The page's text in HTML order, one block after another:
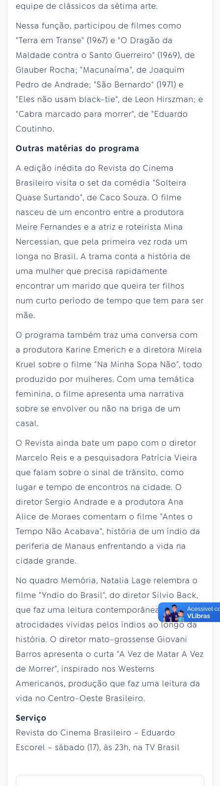
equipe de clássicos da sétima arte.
Nessa função, participou de filmes como
"Terra em Transe" (1967) e "O Dragão da
Maldade contra o Santo Guerreiro" (1969), de
Glauber Rocha; "Macunaíma", de Joaquim
Pedro de Andrade; "São Bernardo" (1971) e
"Eles não usam black-tie", de Leon Hirszman; e
"Cabra marcado para morrer", de "Eduardo
Coutinho.
Outras matérias do programa
A edição inédita do Revista do Cinema
Brasileiro visita o set da comédia "Solteira
Quase Surtando", de Caco Souza. O filme
nasceu de um encontro entre a produtora
Meire Fernandes e a atriz e roteirista Mina
Nercessian, que pela primeira vez roda um
longa no Brasil. A trama conta a história de
uma mulher que precisa rapidamente
encontrar um marido que queira ter filhos
num curto período de tempo que tem para ser
mãe.
O programa também traz uma conversa com
a produtora Karine Emerich e a diretora Mirela
Kruel sobre o filme "Na Minha Sopa Não", todo
produzido por mulheres. Com uma temática
feminina, o filme apresenta uma narrativa
sobre se envolver ou não na briga de um
casal.
O Revista ainda bate um papo com o diretor
Marcelo Reis e a pesquisadora Patrícia Vieira
que falam sobre o sinal de trânsito, como
lugar e tempo de encontros na cidade. O
diretor Sergio Andrade e a produtora Ana
Alice de Moraes comentam o filme "Antes o
Tempo Não Acabava", história de um índio da
periferia de Manaus enfrentando a vida na
cidade grande.
No quadro Memória, Natalia Lage relembra o
filme "Yndio do Brasil", do diretor Silvio Back,
que faz uma leitura contemporânea das
atrocidades vividas pelos índios ao longo da
história. O diretor mato-grossense Giovani
Barros apresenta o curta "A Vez de Matar A Vez
de Morrer", inspirado nos Westerns
Americanos, produção que faz uma leitura da
vida no Centro-Oeste Brasileiro.
Serviço
Revista do Cinema Brasileiro – Eduardo
Escorel – sábado (17), às 23h, na TV Brasil